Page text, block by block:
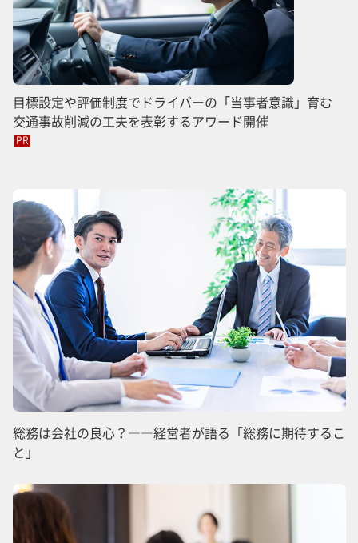
目標設定や評価制度でドライバーの「当事者意識」育む
交通事故削減の工夫を表彰するアワード開催
PR
総務は会社の良心？――経営者が語る「総務に期待するこ
と」